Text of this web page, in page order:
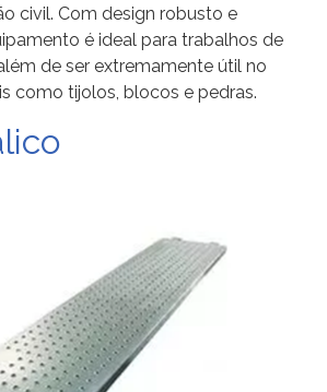
civil. Com design robusto e
é ideal para trabalhos de
de ser extremamente útil no
como tijolos, blocos e pedras.